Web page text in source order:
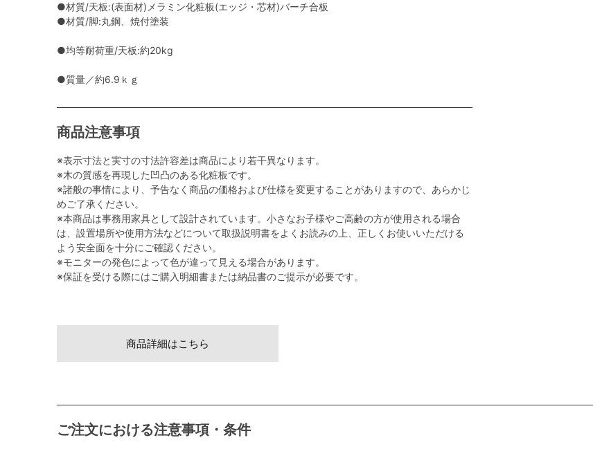
●材質/天板:(表面材)メラミン化粧板(エッジ・芯材)バーチ合板
●材質/脚:丸鋼、焼付塗装
●均等耐荷重/天板:約20kg
●質量／約6.9ｋｇ
商品注意事項
※表示寸法と実寸の寸法許容差は商品により若干異なります。
※木の質感を再現した凹凸のある化粧板です。
※諸般の事情により、予告なく商品の価格および仕様を変更することがありますので、あらかじ
めご了承ください。
※本商品は事務用家具として設計されています。小さなお子様やご高齢の方が使用される場合
は、設置場所や使用方法などについて取扱説明書をよくお読みの上、正しくお使いいただける
よう安全面を十分にご確認ください。
※モニターの発色によって色が違って見える場合があります。
※保証を受ける際にはご購入明細書または納品書のご提示が必要です。
商品詳細はこちら
ご注文における注意事項・条件